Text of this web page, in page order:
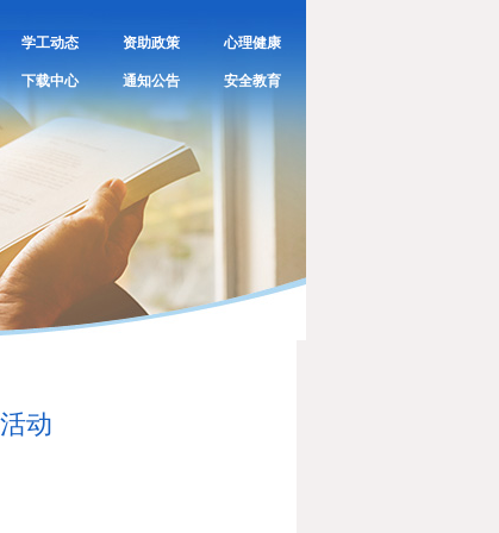
学工动态 资助政策 心理健康
下载中心 通知公告 安全教育
动